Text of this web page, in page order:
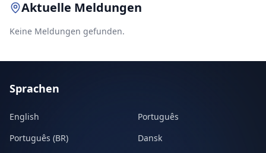
Aktuelle Meldungen
Keine Meldungen gefunden.
Sprachen
English
Português
Português (BR)
Dansk